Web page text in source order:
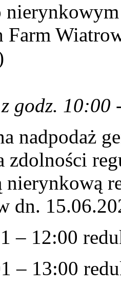
Farm
godz. 10:00
nadpodaż
zdolności
nierynkową
dn.
– 12:00
– 13:00